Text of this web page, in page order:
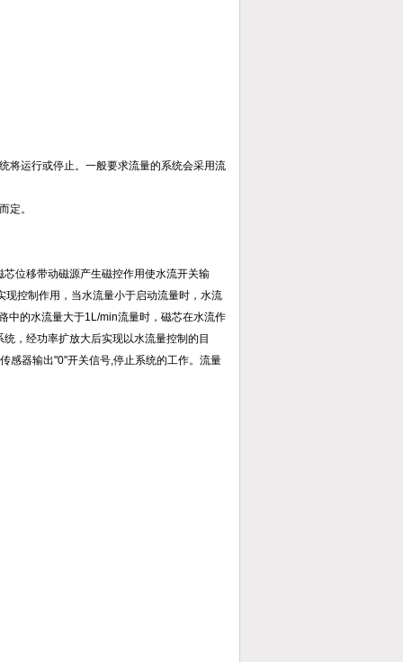
将运行或停止。一般要求流量的系统会采用流
定。
位移带动磁源产生磁控作用使水流开关输
控制作用，当水流量小于启动流量时，水流
中的水流量大于1L/min流量时，磁芯在水流作
，经功率扩放大后实现以水流量控制的目
感器输出"0"开关信号,停止系统的工作。流量